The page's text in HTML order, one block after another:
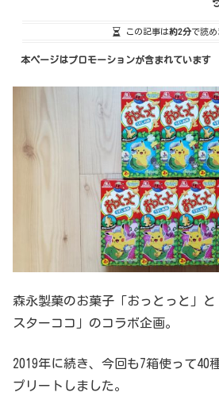
この記事は約2分で読め
本ページはプロモーションが含まれています
森永製菓のお菓子「おっとっと」
スターココ」のコラボ企画。
2019年に続き、今回も7箱使って40
プリートしました。